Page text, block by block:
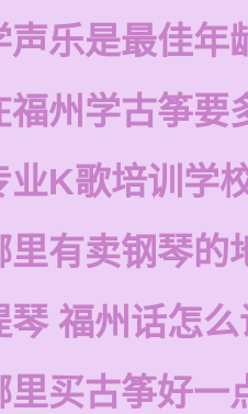
声乐是最佳年
福州学古筝要
业K歌培训学
里有卖钢琴的
琴 福州话怎
里买古筝好一